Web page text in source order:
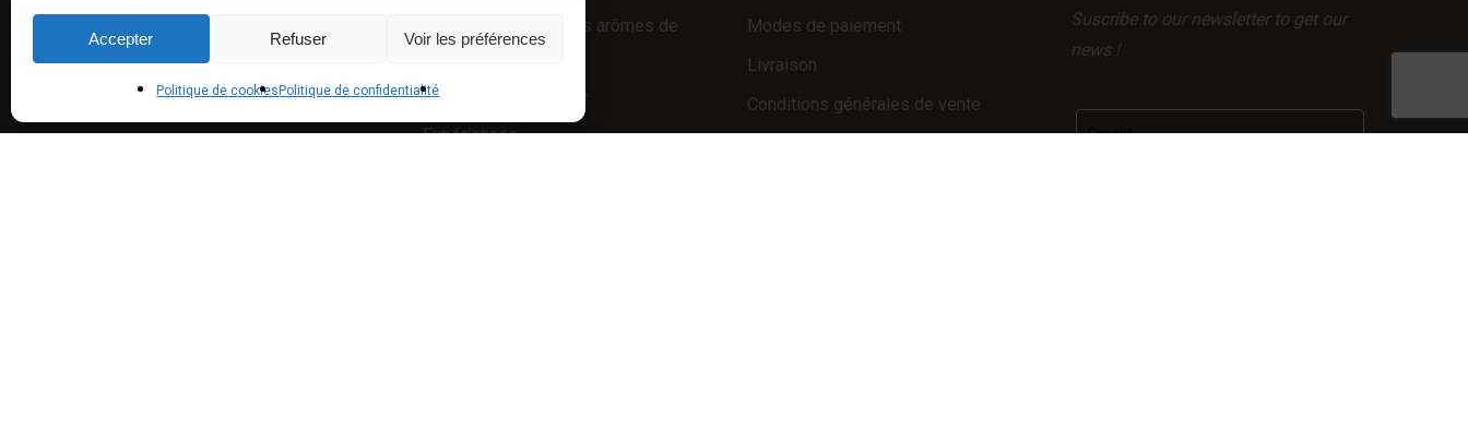
Accepter Refuser Voir les préférences
Politique de cookies Politique de confidentialité
Produits truffés (sans arômes de
Université de la truffe
Expériences
Modes de paiement
Livraison
Conditions générales de vente
Suscribe to our newsletter to get our
news !